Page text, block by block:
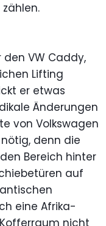
den VW Caddy,
Lifting
er etwas
Änderungen
von Volkswagen
denn die
Bereich hinter
auf
eine Afrika-